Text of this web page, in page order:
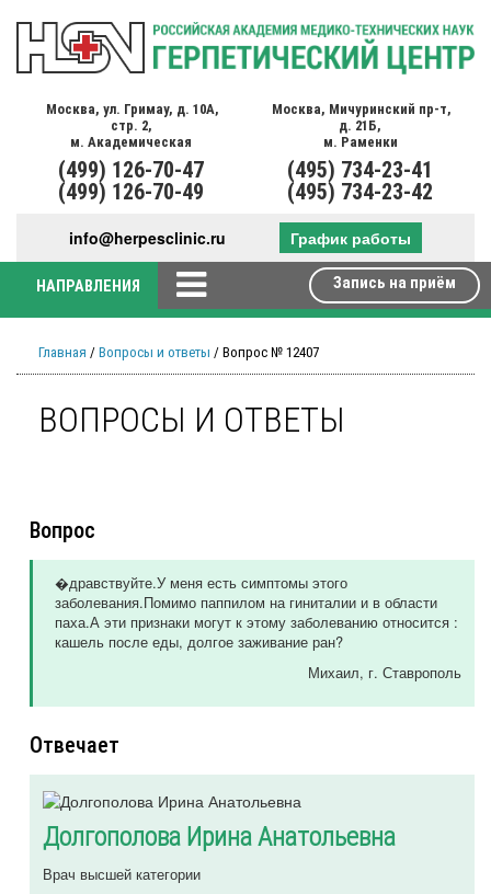
Москва, ул. Гримау, д. 10А,
стр. 2,
м. Академическая
(499) 126-70-47
(499) 126-70-49
Москва, Мичуринский пр-т,
д. 21Б,
м. Раменки
(495) 734-23-41
(495) 734-23-42
info@herpesclinic.ru График работы
НАПРАВЛЕНИЯ Запись на приём
Главная / Вопросы и ответы / Вопрос № 12407
ВОПРОСЫ И ОТВЕТЫ
Вопрос
�дравствуйте.У меня есть симптомы этого
заболевания.Помимо паппилом на гиниталии и в области
паха.А эти признаки могут к этому заболеванию относится :
кашель после еды, долгое заживание ран?
Михаил, г. Ставрополь
Отвечает
Долгополова Ирина Анатольевна
Врач высшей категории